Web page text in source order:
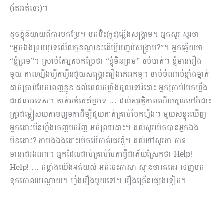
(តែអត់ចេះ)។
ដូចខ្ញុំនិយាយពីការបកប្រែ។ បកប៊ិះ(ផ្ទុះ)ភ្លើងសង្គ្រាម។ អ្នកសួរ សួរថា
“អ្នកឯងព្រមឬទេលើលក្ខខណ្ឌនេះដើម្បីបញ្ចប់សង្គ្រាម?”។ អ្នកឆ្លើយថា
“ខ្ញុំព្រម”។ ស្រាប់តែអ្នកបកប្រែថា “ខ្ញុំមិនព្រម” ចប់បាត់។ ខ្ញុំមានរឿង
មួយ កាលហ្នឹងហ្វឹកហ្វឺនជួយសង្គ្រោះរឿងភេរវកម្ម។ ចាប់ចំណាប់ខ្មាំងម្នាក់
ដាក់គ្រាប់បែកពេញខ្លួន ដល់ពេលកម្លាំងចូលទៅរំដោះ អ្នកគ្រាប់បែកហ្នឹង
ជាជនបរទេស។ គាត់អត់ចេះខ្មែរទេ … ដល់សុវត្ថិភាពហើយចូលទៅរំដោះ
ត្រូវជម្លៀសយកចេញមកដើម្បីជួយកាត់គ្រាប់បែកហ្នឹង។ មួយសន្ទុះឃើញ
អ្នកដោះមីនហ្នឹងចេញមកវិញ អត់ព្រមដោះ។ ដល់សួរម៉េចបានអ្នកឯង
មិនដោះ? ថាបងឯងដោះម៉េចបើគាត់ជេរខ្ញុំ។ ដល់ទៅសួរថា គាត់
មានជេរឯណា។ អ្នកដែលជាប់គ្រាប់បែកធ្វើជាភ័យស្រែកថា Help!
Help! … កម្លាំងយើងអត់យល់ អត់ចេះភាសា ស្មានថាគេជេរ ចេញមក
ទុកចោលបណ្តោយ។ ហ្នឹងរឿងមួយទៅ។ រឿងច្រើនផ្សេងទៀត។